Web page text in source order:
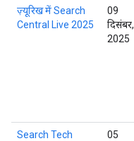
ज़्यूरिख में Search
Central Live 2025
09
दिसंबर,
2025
Search Tech
05